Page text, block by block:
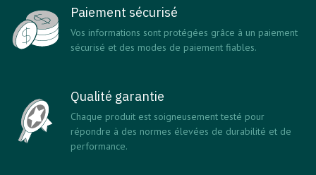
Paiement sécurisé
Vos informations sont protégées grâce à un paiement
sécurisé et des modes de paiement fiables.
Qualité garantie
Chaque produit est soigneusement testé pour
répondre à des normes élevées de durabilité et de
performance.